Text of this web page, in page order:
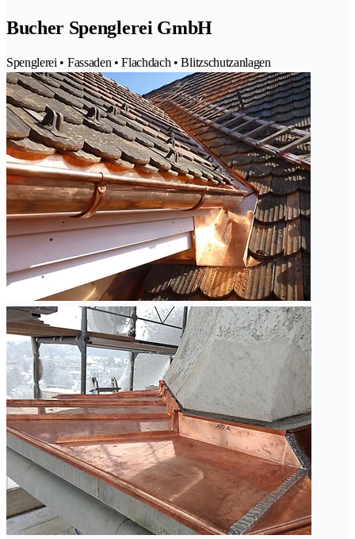
Bucher Spenglerei GmbH
Spenglerei • Fassaden • Flachdach • Blitzschutzanlagen